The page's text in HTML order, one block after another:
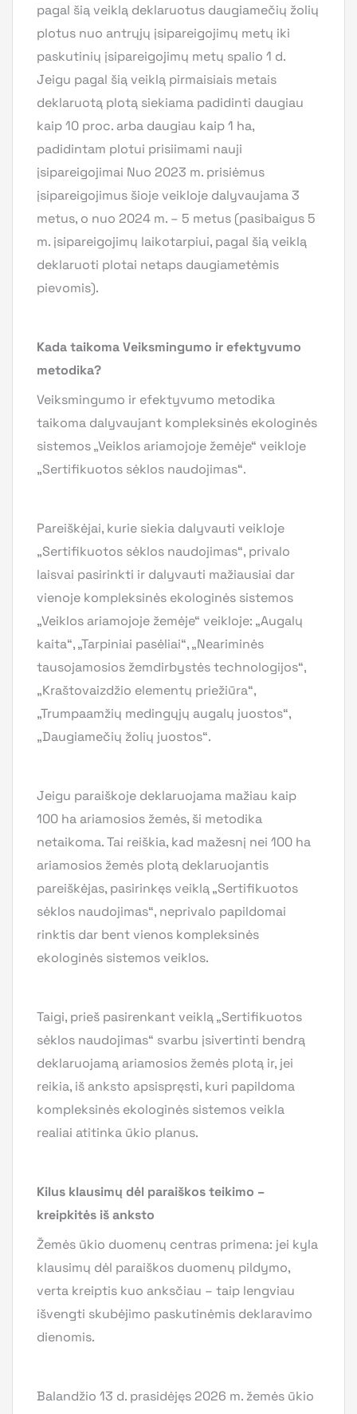
pagal šią veiklą deklaruotus daugiamečių žolių
plotus nuo antrųjų įsipareigojimų metų iki
paskutinių įsipareigojimų metų spalio 1 d.
Jeigu pagal šią veiklą pirmaisiais metais
deklaruotą plotą siekiama padidinti daugiau
kaip 10 proc. arba daugiau kaip 1 ha,
padidintam plotui prisiimami nauji
įsipareigojimai Nuo 2023 m. prisiėmus
įsipareigojimus šioje veikloje dalyvaujama 3
metus, o nuo 2024 m. – 5 metus (pasibaigus 5
m. įsipareigojimų laikotarpiui, pagal šią veiklą
deklaruoti plotai netaps daugiametėmis
pievomis).
Kada taikoma Veiksmingumo ir efektyvumo
metodika?
Veiksmingumo ir efektyvumo metodika
taikoma dalyvaujant kompleksinės ekologinės
sistemos „Veiklos ariamojoje žemėje“ veikloje
„Sertifikuotos sėklos naudojimas“.
Pareiškėjai, kurie siekia dalyvauti veikloje
„Sertifikuotos sėklos naudojimas“, privalo
laisvai pasirinkti ir dalyvauti mažiausiai dar
vienoje kompleksinės ekologinės sistemos
„Veiklos ariamojoje žemėje“ veikloje: „Augalų
kaita“, „Tarpiniai pasėliai“, „Neariminės
tausojamosios žemdirbystės technologijos“,
„Kraštovaizdžio elementų priežiūra“,
„Trumpaamžių medingųjų augalų juostos“,
„Daugiamečių žolių juostos“.
Jeigu paraiškoje deklaruojama mažiau kaip
100 ha ariamosios žemės, ši metodika
netaikoma. Tai reiškia, kad mažesnį nei 100 ha
ariamosios žemės plotą deklaruojantis
pareiškėjas, pasirinkęs veiklą „Sertifikuotos
sėklos naudojimas“, neprivalo papildomai
rinktis dar bent vienos kompleksinės
ekologinės sistemos veiklos.
Taigi, prieš pasirenkant veiklą „Sertifikuotos
sėklos naudojimas“ svarbu įsivertinti bendrą
deklaruojamą ariamosios žemės plotą ir, jei
reikia, iš anksto apsispręsti, kuri papildoma
kompleksinės ekologinės sistemos veikla
realiai atitinka ūkio planus.
Kilus klausimų dėl paraiškos teikimo –
kreipkitės iš anksto
Žemės ūkio duomenų centras primena: jei kyla
klausimų dėl paraiškos duomenų pildymo,
verta kreiptis kuo anksčiau – taip lengviau
išvengti skubėjimo paskutinėmis deklaravimo
dienomis.
Balandžio 13 d. prasidėjęs 2026 m. žemės ūkio